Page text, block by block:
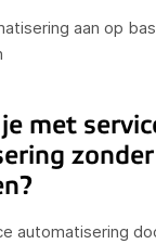
aan op
met
automatisering